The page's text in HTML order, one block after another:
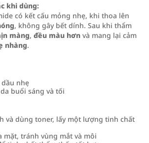
khi dùng:
có kết cấu mỏng nhẹ, khi thoa lên
, không gây bết dính. Sau khi thẩm
màng, đều màu hơn và mang lại cảm
nhàng.
nhẹ
buổi sáng và tối
và dùng toner, lấy một lượng tinh chất
mặt, tránh vùng mắt và môi